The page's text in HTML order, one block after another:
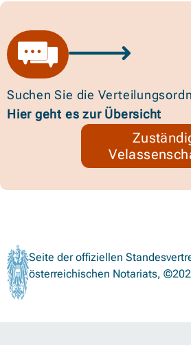
Suchen Sie die
Hier geht es zur Übersicht
Seite der offiziellen
österreichischen Notariats,